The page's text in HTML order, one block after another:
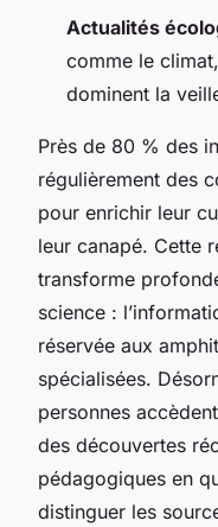
Actualités
comme le
dominent la
Près de 80 % des
régulièrement des
pour enrichir leur
leur canapé. Cette
transforme
science :
réservée aux
spécialisées.
personnes
des découvertes
pédagogiques en
distinguer les